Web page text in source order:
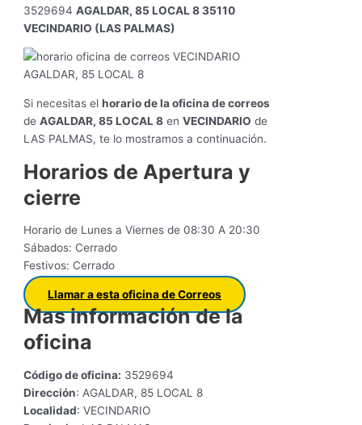
3529694AGALDAR, 85 LOCAL 8 35110
VECINDARIO (LAS PALMAS)
Si necesitas elhorario de la oficina de correos
deAGALDAR, 85 LOCAL 8 enVECINDARIO de
LAS PALMAS, te lo mostramos a continuación.
Horarios de Apertura y
cierre
Horario de Lunes a Viernes de 08:30 A 20:30
Sábados: Cerrado
Festivos: Cerrado
Llamar a esta oficina de Correos
Mas información de la
oficina
Código de oficina: 3529694
Dirección: AGALDAR, 85 LOCAL 8
Localidad: VECINDARIO